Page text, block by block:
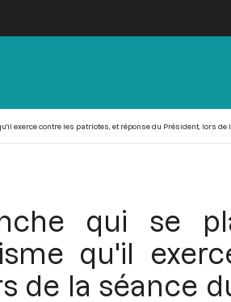
contre les patriotes, et réponse du Président, lors de
qui se
qu'il
de la séance